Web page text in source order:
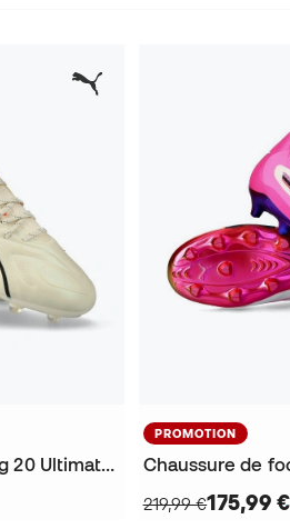
Chaussure de football King 20 Ultimate FG/AG
PROMOTION
219,99 €175,99 €